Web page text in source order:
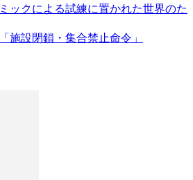
ックによる試練に置かれた世界のた
施設閉鎖・集合禁止命令」